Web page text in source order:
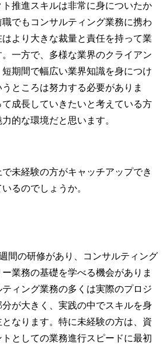
推進スキルは非常に身についたか
でもコンサルティング業務に携わ
より大きな裁量と責任を持って業
一方で、多様な業界のクライアン
短期間で幅広い業界知識を身につけ
ところは努力する必要がありま
成長していきたいと考えている方
的な環境だと思います。
未経験の方がキャッチアップでき
間の研修があり、コンサルティング
業務の基礎を学べる機会がありま
ィング業務の多くは実際のプロジ
が大きく、実践の中でスキルを身
なります。特に未経験の方は、資
としての業務進行スピードに最初